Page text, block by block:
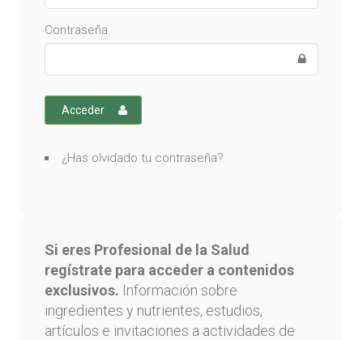
Contraseña
Acceder
¿Has olvidado tu contraseña?
Si eres Profesional de la Salud
regístrate para acceder a contenidos
exclusivos. Información sobre
ingredientes y nutrientes, estudios,
artículos e invitaciones a actividades de